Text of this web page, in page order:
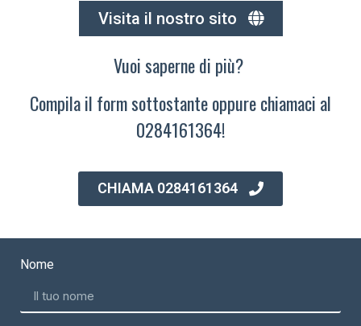
Visita il nostro sito
Vuoi saperne di più?
Compila il form sottostante oppure chiamaci al
0284161364!
CHIAMA 0284161364
Nome